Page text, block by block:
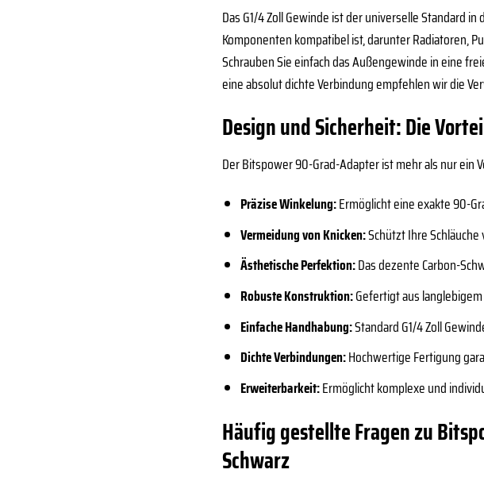
Das G1/4 Zoll Gewinde ist der universelle Standard
Komponenten kompatibel ist, darunter Radiatoren,
Schrauben Sie einfach das Außengewinde in eine
eine absolut dichte Verbindung empfehlen wir die
Design und Sicherheit: Die
Der Bitspower 90-Grad-Adapter ist mehr als nur ein
Präzise Winkelung:Ermöglicht eine exakte 90-
Vermeidung von Knicken:Schützt Ihre
Ästhetische Perfektion:Das dezente Carbon-
Robuste Konstruktion:Gefertigt aus
Einfache Handhabung:Standard G1/4 Zoll
Dichte Verbindungen:Hochwertige Fertigung
Erweiterbarkeit:Ermöglicht komplexe und
Häufig gestellte Fragen zu
Schwarz